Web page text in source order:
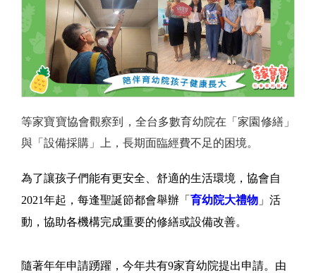
等家寶寶協會觀察到，全台多數育幼院在「家園修繕」
與「設備採購」上，長期面臨經費不足的困境。
為了讓孩子們能有更安全、舒適的生活環境，協會自
2021年起，每逢聖誕節都會舉辦「 育幼院大禮物 」活
動，協助各機構完成重要的修繕或設備改善。
隨著年年申請踴躍，今年共有9家育幼院提出申請。由